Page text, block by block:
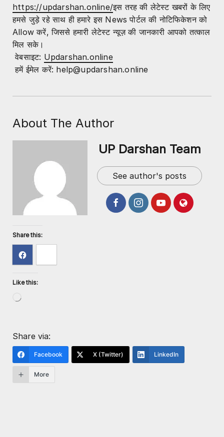
https://updarshan.online/इस तरह की लेटेस्ट खबरों के लिए
हमसे जुड़े रहे साथ ही हमारे इस News पोर्टल की नोटिफिकेशन को
Allow करें, जिससे हमारी लेटेस्ट न्यूज़ की जानकारी आपको तत्काल
मिल सके।
वेबसाइट: Updarshan.online
हमें ईमेल करें: help@updarshan.online
About The Author
UP Darshan Team
See author's posts
Share this:
Like this:
Share via:
Facebook X (Twitter) LinkedIn
More